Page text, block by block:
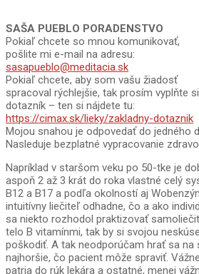
SAŠA PUEBLO PORADENSTVO
Pokiaľ chcete so mnou komunikovať,
pošlite mi e-mail na adresu:
sasapueblo@meditacia.sk
Pokiaľ chcete, aby som vašu žiadosť
spracoval rýchlejšie, tak prosím vyplňte
dotazník – ten si nájdete tu:
https://cimax.sk/lieky/zakladny-dotaznik
Mojou snahou je odpovedať do jedného
Nasleduje bezplatné vypracovanie
Napríklad v staršom veku po 50-tke je
aspoň 2 až 3 krát do roka vlastné celý
B12 a B17 a podľa okolností aj
intuitívny liečiteľ odhadne, čo a ako
sa niekto rozhodol praktizovať
telo B vitamínmi, tak by si svojou
poškodiť. A tak neodporúčam hrať sa
najhoršie, čo pacient môže spraviť.
patria do rúk lekára a ostatné, menej